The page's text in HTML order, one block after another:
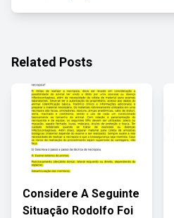
Related Posts
Considere A Seguinte
Situação Rodolfo Foi